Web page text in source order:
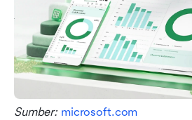
Sumber: microsoft.com